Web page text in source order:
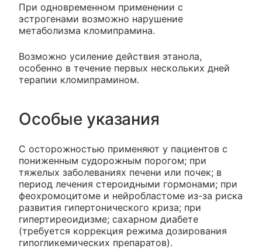
При одновременном применении с
эстрогенами возможно нарушение
метаболизма кломипрамина.
Возможно усиление действия этанола,
особенно в течение первых нескольких дней
терапии кломипрамином.
Особые указания
С осторожностью применяют у пациентов с
пониженным судорожным порогом; при
тяжелых заболеваниях печени или почек; в
период лечения стероидными гормонами; при
феохромоцитоме и нейробластоме из-за риска
развития гипертонического криза; при
гипертиреоидизме; сахарном диабете
(требуется коррекция режима дозирования
гипогликемических препаратов).